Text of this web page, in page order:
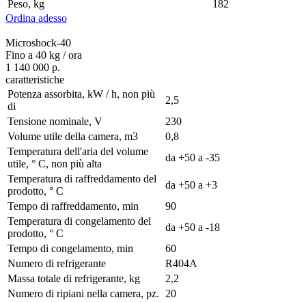
Peso, kg
182
Ordina adesso
Microshock-40
Fino a 40 kg / ora
1 140 000 р.
caratteristiche
Potenza assorbita, kW / h, non più
di
2,5
Tensione nominale, V
230
Volume utile della camera, m3
0,8
Temperatura dell'aria del volume
utile, ° С, non più alta
da +50 a -35
Temperatura di raffreddamento del
prodotto, ° С
da +50 a +3
Tempo di raffreddamento, min
90
Temperatura di congelamento del
prodotto, ° С
da +50 a -18
Tempo di congelamento, min
60
Numero di refrigerante
R404A
Massa totale di refrigerante, kg
2,2
Numero di ripiani nella camera, pz.
20